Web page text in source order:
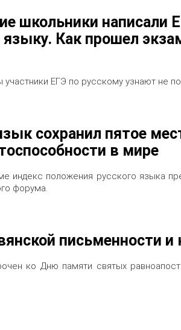
школьники написали
языку. Как прошел
участники ЕГЭ по русскому узнают не
сохранил пятое
в мире
индекс положения русского языка
форума.
письменности и
ко Дню памяти святых